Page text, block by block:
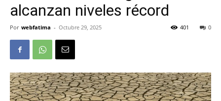
alcanzan niveles récord
Por webfatima - Octubre 29, 2025 0
401